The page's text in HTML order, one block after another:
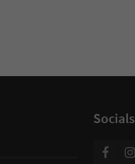
Socials